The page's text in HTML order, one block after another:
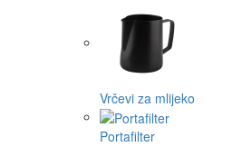
Vrčevi za mlijeko
Portafilter